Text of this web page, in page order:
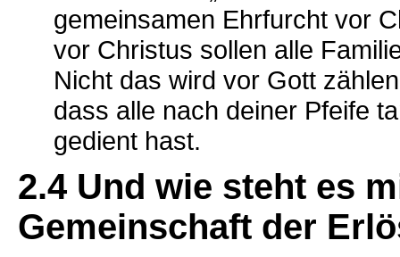
gemeinsamen Ehrfurcht vor
vor Christus sollen alle
Nicht das wird vor Gott
dass alle nach deiner Pfeife
gedient hast.
2.4 Und wie steht es
Gemeinschaft der